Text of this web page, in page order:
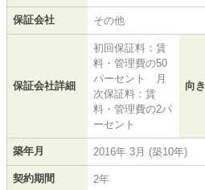
保証会社 その他
保証会社詳細
初回保証料：賃
料・管理費の50
パーセント 月
次保証料：賃
料・管理費の2パ
ーセント
向き
築年月 2016年 3月 (築10年)
契約期間 2年